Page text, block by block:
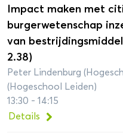
Impact maken met
burgerwetenschap
van
2.38)
Peter Lindenburg
(Hogeschool Leiden)
13:30 - 14:15
Details